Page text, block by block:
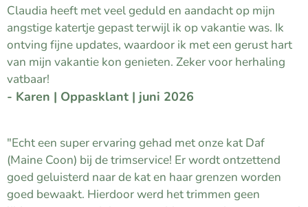
Claudia heeft met veel geduld en aandacht op mijn
angstige katertje gepast terwijl ik op vakantie was. Ik
ontving fijne updates, waardoor ik met een gerust hart
van mijn vakantie kon genieten. Zeker voor herhaling
vatbaar! 😊
- Karen | Oppasklant | juni 2026
"Echt een super ervaring gehad met onze kat Daf
(Maine Coon) bij de trimservice! Er wordt ontzettend
goed geluisterd naar de kat en haar grenzen worden
goed bewaakt. Hierdoor werd het trimmen geen